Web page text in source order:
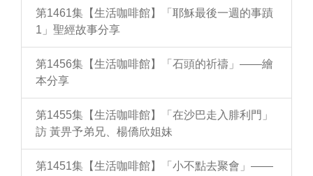
第1461集【生活咖啡館】「耶穌最後一週的事蹟
1」聖經故事分享
第1456集【生活咖啡館】「石頭的祈禱」——繪
本分享
第1455集【生活咖啡館】「在沙巴走入腓利門」
訪 黃畀予弟兄、楊僑欣姐妹
第1451集【生活咖啡館】「小不點去聚會」——